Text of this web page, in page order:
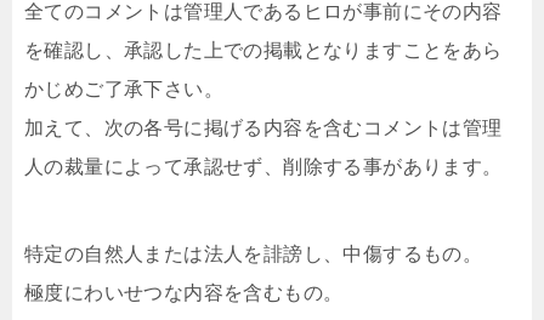
全てのコメントは管理人であるヒロが事前にその内容
を確認し、承認した上での掲載となりますことをあら
かじめご了承下さい。
加えて、次の各号に掲げる内容を含むコメントは管理
人の裁量によって承認せず、削除する事があります。
特定の自然人または法人を誹謗し、中傷するもの。
極度にわいせつな内容を含むもの。